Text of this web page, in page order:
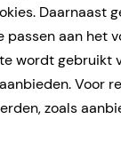
Daarnaast
passen aan het
wordt gebruikt
Voor
zoals